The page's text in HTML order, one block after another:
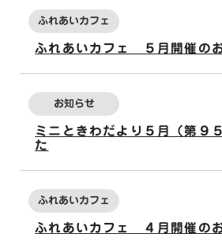
ふれあいカフェ
ふれあいカフェ ５月開催の
お知らせ
ミニときわだより５月（第９
た
ふれあいカフェ
ふれあいカフェ ４月開催の